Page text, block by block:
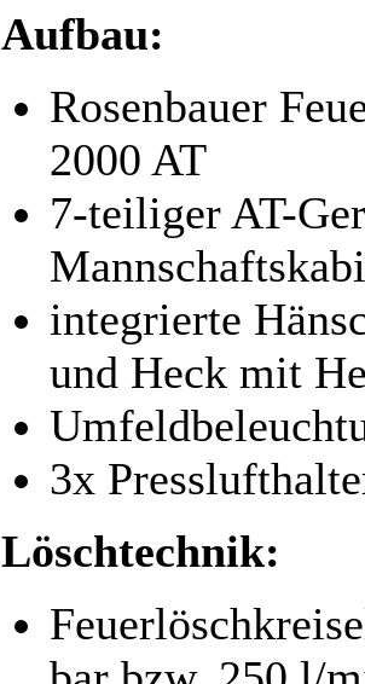
Aufbau:
Rosenbauer
2000 AT
7-teiliger AT-
integrierte
und Heck mit
3x
Löschtechnik: